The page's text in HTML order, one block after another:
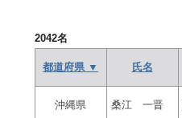
2042名
都道府県 ▼ 氏名
沖縄県 桑江 一晋